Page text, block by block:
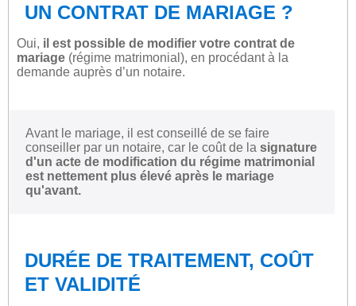
UN CONTRAT DE MARIAGE ?
Oui, il est possible de modifier votre contrat de
mariage (régime matrimonial), en procédant à la
demande auprès d’un notaire.
Avant le mariage, il est conseillé de se faire
conseiller par un notaire, car le coût de la signature
d'un acte de modification du régime matrimonial
est nettement plus élevé après le mariage
qu'avant.
DURÉE DE TRAITEMENT, COÛT
ET VALIDITÉ